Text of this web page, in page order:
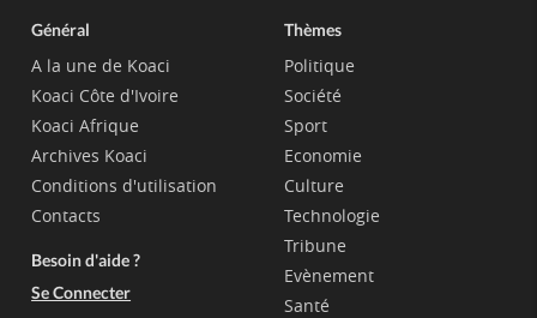
Général
A la une de Koaci
Koaci Côte d'Ivoire
Koaci Afrique
Archives Koaci
Conditions d'utilisation
Contacts
Besoin d'aide ?
Se Connecter
Thèmes
Politique
Société
Sport
Economie
Culture
Technologie
Tribune
Evènement
Santé